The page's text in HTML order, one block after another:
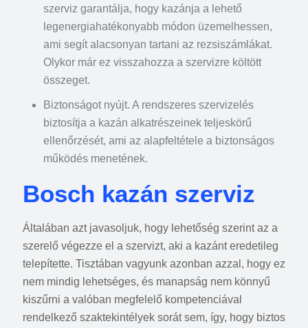
szerviz garantálja, hogy kazánja a lehető
legenergiahatékonyabb módon üzemelhessen,
ami segít alacsonyan tartani az rezsiszámlákat.
Olykor már ez visszahozza a szervizre költött
összeget.
Biztonságot nyújt. A rendszeres szervizelés
biztosítja a kazán alkatrészeinek teljeskörű
ellenőrzését, ami az alapfeltétele a biztonságos
működés menetének.
Bosch kazán szerviz
Általában azt javasoljuk, hogy lehetőség szerint az a
szerelő végezze el a szervizt, aki a kazánt eredetileg
telepítette. Tisztában vagyunk azonban azzal, hogy ez
nem mindig lehetséges, és manapság nem könnyű
kiszűrni a valóban megfelelő kompetenciával
rendelkező szaktekintélyek sorát sem, így, hogy biztos